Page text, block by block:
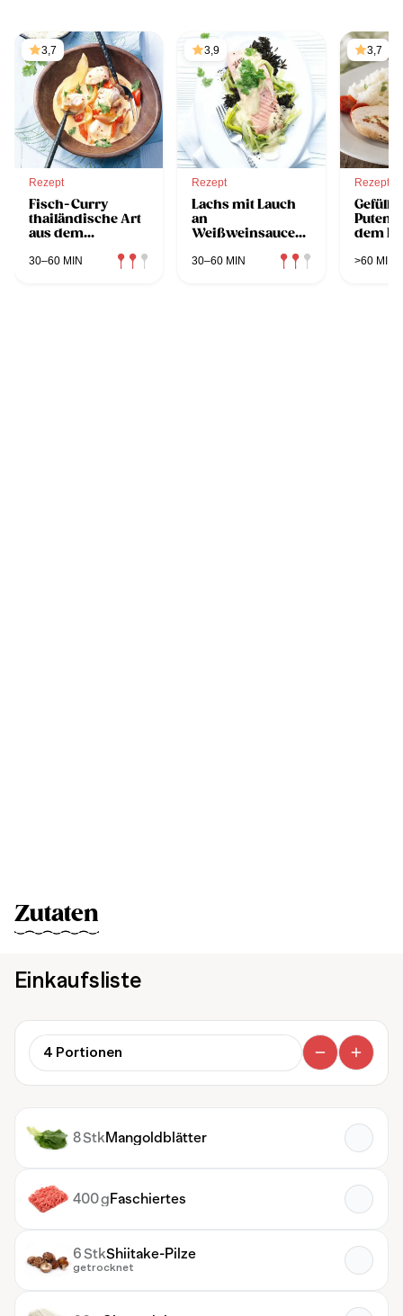
3,7
Rezept
Fisch-Curry
thailändische Art
aus dem
30–60 MIN
3,9
Rezept
Lachs mit Lauch
an
Weißweinsauce
Dampfgarer
30–60 MIN
3,7
Rezept
Gefüllte
dem
>60 MIN
Zutaten